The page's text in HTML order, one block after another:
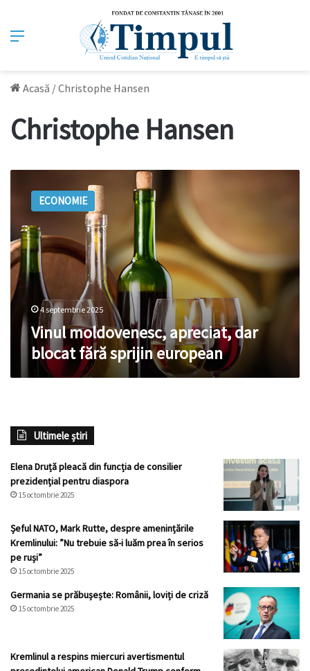
Meniu
Acasă /Christophe Hansen
Christophe Hansen
moldovenesc,
apreciat,
blocat
fără
sprijin
european
ECONOMIE
4 septembrie 2025
Vinul moldovenesc, apreciat, dar
blocat fără sprijin european
Ultimele știri
Elena Druță pleacă din funcția de consilier
prezidențial pentru diaspora
15 octombrie 2025
Șeful NATO, Mark Rutte, despre amenințările
Kremlinului: ”Nu trebuie să-i luăm prea în serios
pe ruși”
15 octombrie 2025
Germania se prăbușește: Românii, loviți de criză
15 octombrie 2025
Kremlinul a respins miercuri avertismentul